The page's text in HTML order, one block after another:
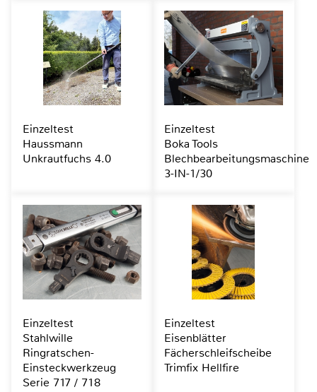
Einzeltest
Haussmann
Unkrautfuchs 4.0
Einzeltest
Boka Tools
Blechbearbeitungsmaschine
3-IN-1/30
Einzeltest
Stahlwille
Ringratschen-
Einsteckwerkzeug
Serie 717 / 718
Einzeltest
Eisenblätter
Fächerschleifscheibe
Trimfix Hellfire